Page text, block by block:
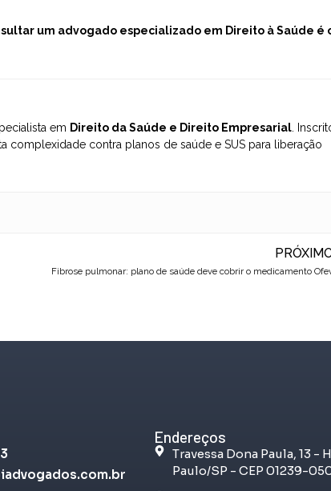
um advogado especializado em Direito à Saúde é
em Direito da Saúde e Direito Empresarial.
complexidade contra planos de saúde e SUS para liberação
Fibrose pulmonar: plano de saúde deve cobrir o medicamento
Endereços
Travessa Dona Paula, 13
Paulo/SP - CEP 01239-